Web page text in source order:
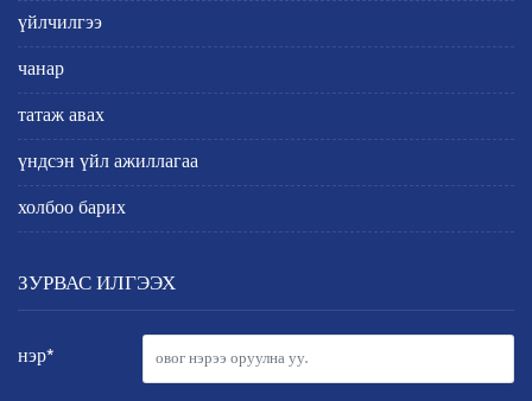
үйлчилгээ
чанар
татаж авах
үндсэн үйл ажиллагаа
холбоо барих
ЗУРВАС ИЛГЭЭХ
нэр*